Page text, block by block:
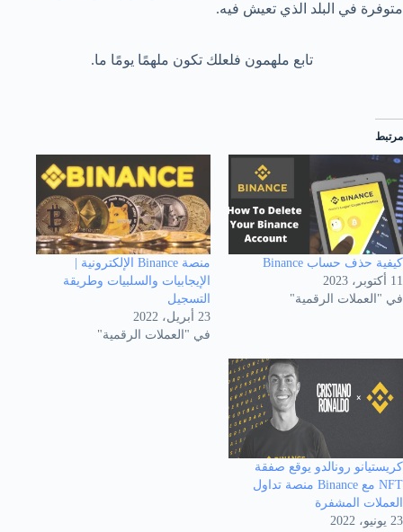
متوفرة في البلد الذي تعيش فيه.
تابع ملهمون فلعلك تكون ملهمًا يومًا ما.
مرتبط
كيفية حذف حساب Binance
11 أكتوبر، 2023
في "العملات الرقمية"
منصة Binance الإلكترونية |
الإيجابيات والسلبيات وطريقة
التسجيل
23 أبريل، 2022
في "العملات الرقمية"
كريستيانو رونالدو يوقع صفقة
NFT مع Binance منصة تداول
العملات المشفرة
23 يونيو، 2022